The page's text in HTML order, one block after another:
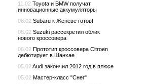
11.02 Toyota и BMW получат
инновационные аккумуляторы
08.02 Subaru к Женеве готов!
08.02 Suzuki рассекретил облик
нового кроссовера
06.02 Прототип кроссовера Сitroen
дебютирует в Шанхае
05.02 Audi закончил 2012 год в плюсе
05.02 Мастер-класс "Снег"